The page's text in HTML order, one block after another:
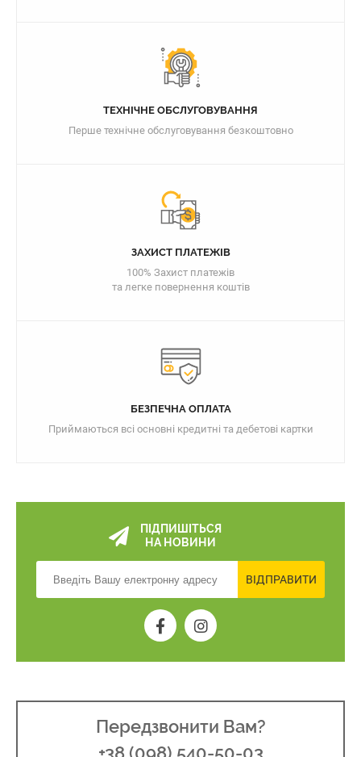
ТЕХНІЧНЕ ОБСЛУГОВУВАННЯ
Перше технічне обслуговування безкоштовно
ЗАХИСТ ПЛАТЕЖІВ
100% Захист платежів
та легке повернення коштів
БЕЗПЕЧНА ОПЛАТА
Приймаються всі основні кредитні та дебетові картки
ПІДПИШІТЬСЯ
НА НОВИНИ
ВІДПРАВИТИ
Передзвонити Вам?